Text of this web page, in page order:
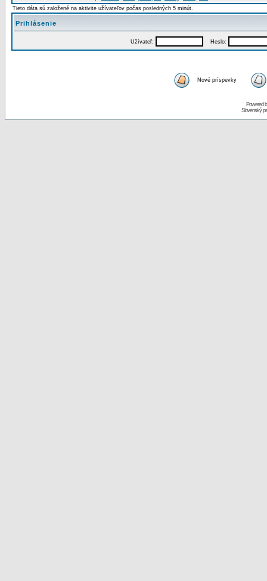
Tieto dáta sú založené na aktivite užívateľov počas posledných 5 minút.
Prihlásenie
Užívateľ: Heslo:
Nové príspevky
Powered
Slovenský